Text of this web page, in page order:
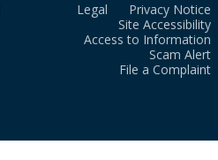
Legal
Privacy Notice
Site Accessibility
Access to Information
Scam Alert
File a Complaint